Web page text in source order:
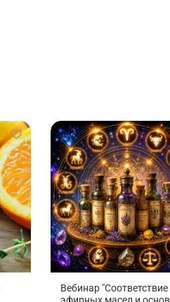
Вебинар "Соответствие
эфирных масел и